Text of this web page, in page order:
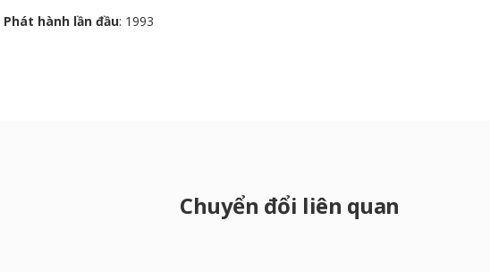
Phát hành lần đầu: 1993
Chuyển đổi liên quan